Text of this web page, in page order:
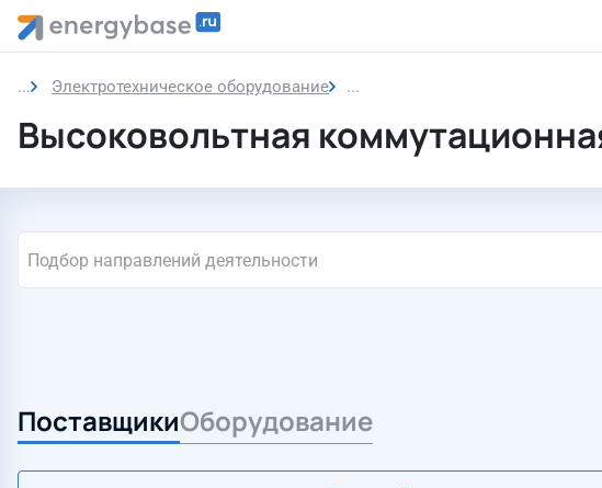
Электротехническое оборудование Высоковольтная
Высоковольтная
Подбор направлений деятельности
ПоставщикиОборудование